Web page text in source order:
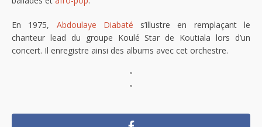
En 1975, Abdoulaye Diabaté s’illustre en remplaçant le
chanteur lead du groupe Koulé Star de Koutiala lors d’un
concert. Il enregistre ainsi des albums avec cet orchestre.
"
"